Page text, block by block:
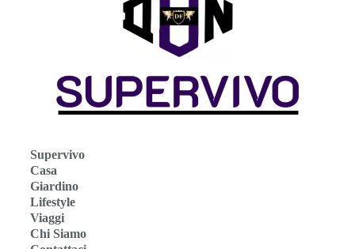
Supervivo
Casa
Giardino
Lifestyle
Viaggi
Chi Siamo